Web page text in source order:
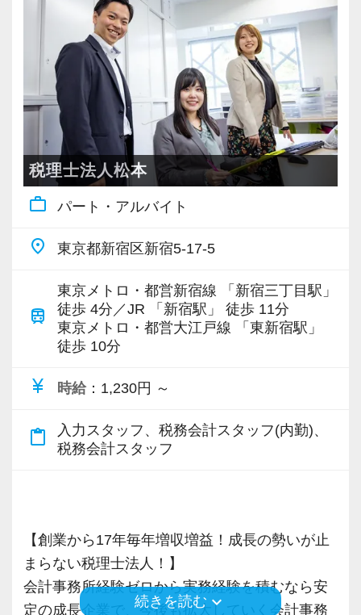
ので、安心して仲間と一緒に働く楽しさと自分
の成⻑を日々実感して頂けると思います。
自分が「将来こうなりたい」「こんな風に成⻑
したい」「こういうサービスを提供したい」と
いう夢を語れる若いパワーのある方を求めてい
ます。
新しい扉を開けるのはとても勇気がいることで
すが、輝ける未来のために一歩を踏み出して一
緒に頑張っていきませんか？
【現役スタッフの声】
インターンから新卒で入社しました。
インターン時代は「ここまでやるの！？」とい
うくらい実践に近い形の業務を任されて大変な1
ることができました。
件を担当させてもらっています。
はすぐ聞けるのがいいですね。
経験と知識をつけて、お客様から頼られる存
在、後輩の手本になるような存在になれるよう
インターン終了後は新卒採用の道も用意してい
ます。26卒のインターン生も入社予定です。
【各種社会保険完備、ユニークな手当制度あ
社会保険等の一般的な福利厚生の他に、各種手
当も充実。
税務能力検定等の資格検定に合格するともらえ
けているので、ぜひ活用してください。
consulting.com/recruit/environment/benefits）
【成長のための5つのこだわりを大事にしていま
仕事をする上では5つのこだわり「クイックレス
配り」を掲げ、一人ひとりが実行しています。
より多くの「ありがとう」と笑顔をいただき続
【求職者へのメッセージ】
当社の実践型インターンでは、普段の学生生活
では扱うことのない専門性が高い業務をお任せ
心してください！
社員と同じように実務経験を積みながら税法や
会計の知識を得られるようフォロー体制はバッ
チリです。
【先輩スタッフのサポートを受けながら段階を
踏んでステップアップできます♪】
入社してからのステップアッププランを準備し
ています。あなたの成長にあわせてステップア
ップしていきましょう。
▽ステップ1(入社〜約1ヶ月)
先輩が担当しているお客様の月次試算表を作成
しながら少しずつレベルアップしていきましょ
う。実際の数字に触れながら業務に取り組んで
頂くことで、より理解と知識が深まります！
▽ステップ2(2ヶ月目〜)
そろそろ入力業務に慣れてきますので、本人の
計の業務を一通り覚えられます！
▽ステップ3(4ヶ月目〜)
一通りの業務を覚えたら、自分自身で決算を行
各業界に対するAIの登壇など、変革する時代に
先駆けて会計業界をリードしていきたいという
方は、ぜひ当社で腕を振るってみませんか？
【ご紹介が多い安定企業でお客様から一番に信
頼される税務のプロを目指せます】
私達は「税務のプロフェッショナルとしてお客
様に寄り添う」ことが一つの使命です。
お客様から「こうしたい」という理想をいただ
いたら、それを一緒になって実現するために大
きく力を発揮できる存在でありたいと考えてい
ます。ご紹介案件が7割を超えているのも、そう
いった私たちの姿勢がお客様から評価されてい
るからだと自負しています。
今後もお客様に満足していただけるようにスキ
ルの向上を目指し、税務のプロとして高い信頼
の道を私たちと一緒に歩んでみませんか？
【現在のスタッフの6割が業界未経験者！異業種
からの転職も大歓迎！専門用語を一から教えま
会計事務所経験者の方には幅広い業務に携わっ
ていただき、早い段階から部下やチームのマネ
ジメント業務にも挑戦できます！これまでの経
験・知識を活かしながら、さらに上のステージ
でキャリアアップをしませんか？
【対象業種100種以上！節税・融資・税務調査に
強い税理士法人です】
創業以来17年連続増収増益、顧問先数2500以
お客様に事務所までご来社いただく来所型サー
ビスで、中小企業の経営を幅広くサポートして
います。
専門Webサイトを10サイト以上運営しており、
各オフィスに国税OB税理士が在籍しているの
で、税務調査にも精通しています。
そのため、全拠点でスタッフの増員に力を入れ
ており、さらなるサービス品質の向上を目指し
ています。
税理士法人松本
work_outline パート・アルバイト
place 東京都新宿区新宿5-17-5
train
東京メトロ・都営新宿線 「新宿三丁目駅」
徒歩 4分／JR 「新宿駅」 徒歩 11分
東京メトロ・都営大江戸線 「東新宿駅」
徒歩 10分
currency_yen 時給 ：1,230円 ～
content_paste
入力スタッフ、税務会計スタッフ(内勤)、
税務会計スタッフ
【創業から17年毎年増収増益！成長の勢いが止
まらない税理士法人！】
会計事務所経験ゼロから実務経験を積むなら安
定の成長企業で、今後も拡大していく会計事務
続きを読む keyboard_arrow_down